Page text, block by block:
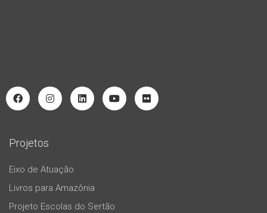
Projetos
Eixo de Atuação
Livros para Amazônia
Projeto Escolas do Sertão